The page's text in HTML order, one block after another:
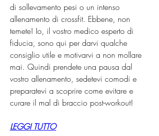
di sollevamento pesi o un intenso
allenamento di crossfit. Ebbene, non
temete! Io, il vostro medico esperto di
fiducia, sono qui per darvi qualche
consiglio utile e motivarvi a non mollare
mai. Quindi prendete una pausa dal
vostro allenamento, sedetevi comodi e
preparatevi a scoprire come evitare e
curare il mal di braccio post-workout!
LEGGI TUTTO